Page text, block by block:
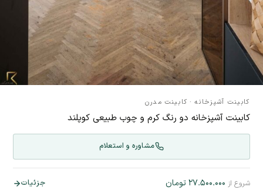
کابینت آشپزخانه· کابینت مدرن
کابینت آشپزخانه دو رنگ کرم و چوب طبیعی کوپلند
مشاوره و استعلام
شروع از ۲۷.۵۰۰.۰۰۰ تومان جزئیات